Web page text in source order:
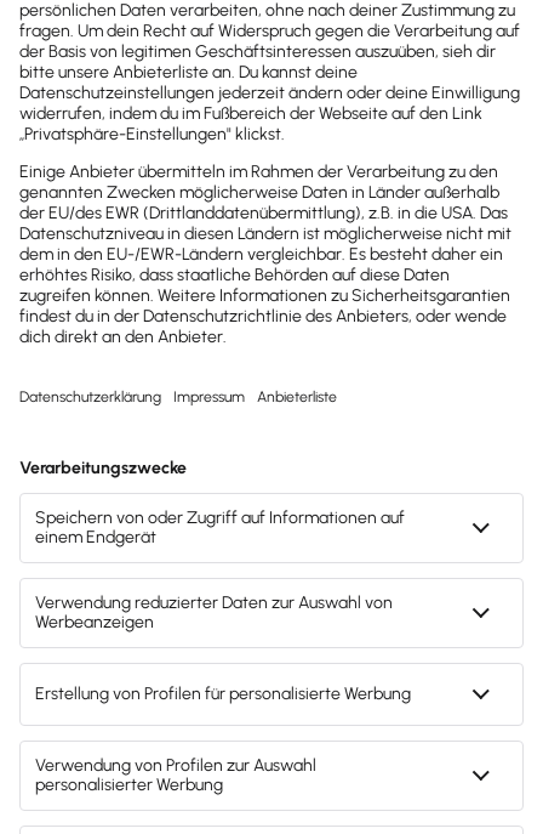
Brandheiße
News direkt in
dein Postfach
wichtige News zu
Gesetzesänderungen,
hilfreiche Praxis-Tipps und
kostenlose Tools für
Unternehmen erhalten?
Dann abonniere unseren
Mach's dir leicht und gib deinem Business den
entscheidenden Push – mit unserer Software für
Buchhaltung & Lohn.
Lösungen